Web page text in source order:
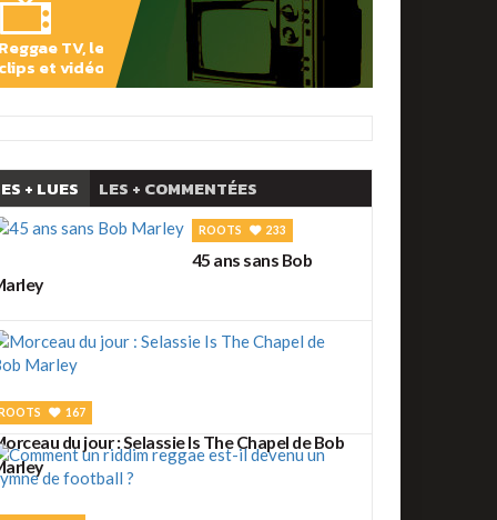
Reggae TV, les
clips et vidéos
+ LUES LES + COMMENTÉES
ROOTS 233
45 ans sans Bob
167
du jour : Selassie Is The Chapel de Bob